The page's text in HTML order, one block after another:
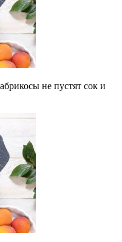
не пустят сок и